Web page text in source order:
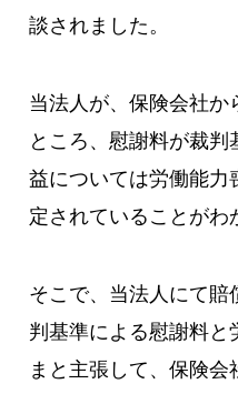
談されました。
当法人が、保険会社か
ところ、慰謝料が裁判
益については労働能力
定されていることがわ
そこで、当法人にて
判基準による慰謝料
まと主張して、保険会